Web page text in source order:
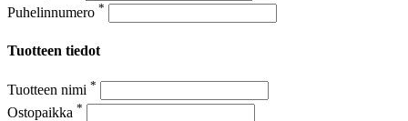
Puhelinnumero *
Tuotteen tiedot
Tuotteen nimi *
Ostopaikka *